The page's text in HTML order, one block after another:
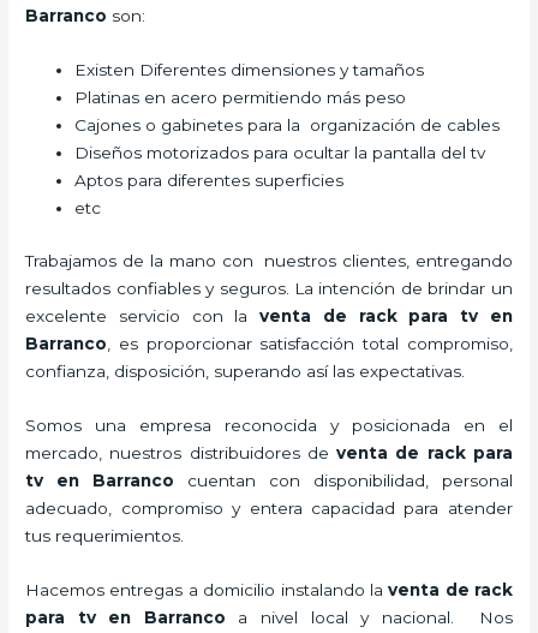
Barranco son:
Existen Diferentes dimensiones y tamaños
Platinas en acero permitiendo más peso
Cajones o gabinetes para la organización de cables
Diseños motorizados para ocultar la pantalla del tv
Aptos para diferentes superficies
etc
Trabajamos de la mano con nuestros clientes, entregando
resultados confiables y seguros. La intención de brindar un
excelente servicio con laventa de rack para tv en
Barranco , es proporcionar satisfacción total compromiso,
confianza, disposición, superando así las expectativas.
Somos una empresa reconocida y posicionada en el
mercado, nuestros distribuidores deventa de rack para
tv en Barranco cuentan con disponibilidad, personal
adecuado, compromiso y entera capacidad para atender
tus requerimientos.
Hacemos entregas a domicilio instalando laventa de rack
para tven Barranco a nivel local y nacional.
Nos